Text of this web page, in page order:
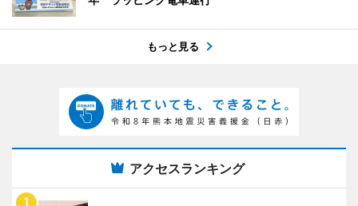
もっと見る
アクセスランキング